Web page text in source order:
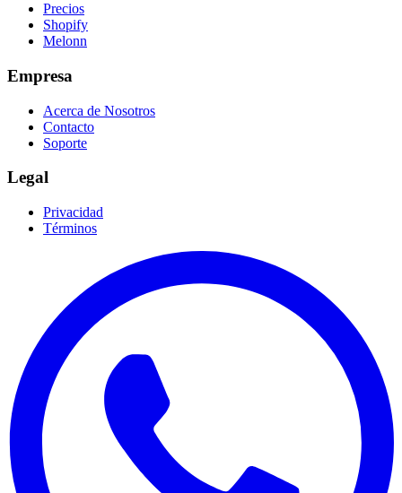
Precios
Shopify
Melonn
Empresa
Acerca de Nosotros
Contacto
Soporte
Legal
Privacidad
Términos